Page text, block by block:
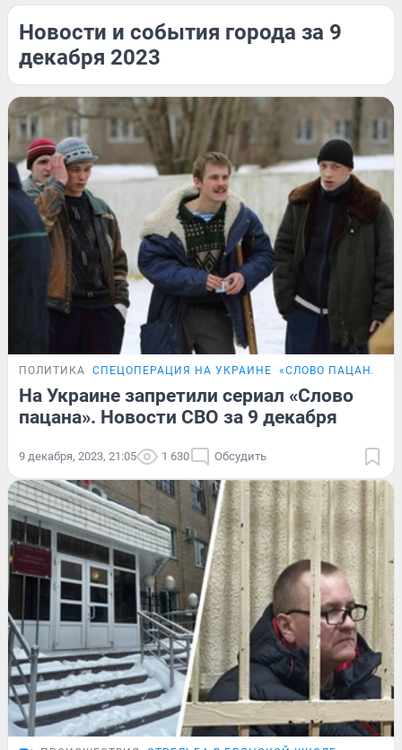
Новости и события города за 9
декабря 2023
ПОЛИТИКА СПЕЦОПЕРАЦИЯ НА УКРАИНЕ «СЛОВО ПАЦАНА»
На Украине запретили сериал «Слово
пацана». Новости СВО за 9 декабря
9 декабря, 2023, 21:05 1 630 Обсудить